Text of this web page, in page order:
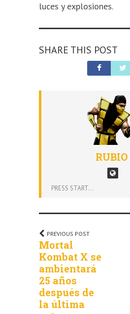
luces y explosiones.
SHARE THIS POST
RUBIO
PRESS START...
PREVIOUS POST
Mortal
Kombat X se
ambientará
25 años
después de
la última